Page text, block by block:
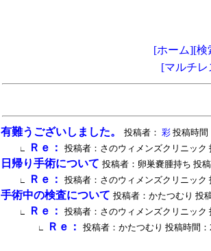
[ホーム][検
[マルチ
有難うございしました。 投稿者： 彩 投稿時間
∟ Ｒｅ： 投稿者：さのウィメンズクリニック
日帰り手術について 投稿者：卵巣嚢腫持ち 投
∟ Ｒｅ： 投稿者：さのウィメンズクリニック
手術中の検査について 投稿者：かたつむり 投
∟ Ｒｅ： 投稿者：さのウィメンズクリニック
∟ Ｒｅ： 投稿者：かたつむり 投稿時間